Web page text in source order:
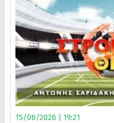
15/06/2026 | 19:21